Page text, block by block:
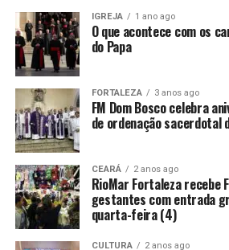
IGREJA 1 ano ago
O que acontece com os
do Papa
FORTALEZA 3 anos ago
FM Dom Bosco celebra
de ordenação sacerdotal
CEARÁ 2 anos ago
RioMar Fortaleza recebe
gestantes com entrada
quarta-feira (4)
CULTURA 2 anos ago